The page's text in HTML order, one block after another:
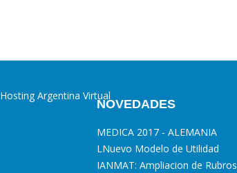
NOVEDADES
MEDICA 2017 - ALEMANIA
LNuevo Modelo de Utilidad
IANMAT: Ampliacion de Rubros
Hosting Argentina Virtual